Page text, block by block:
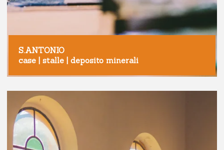
S.ANTONIO
case | stalle | deposito minerali